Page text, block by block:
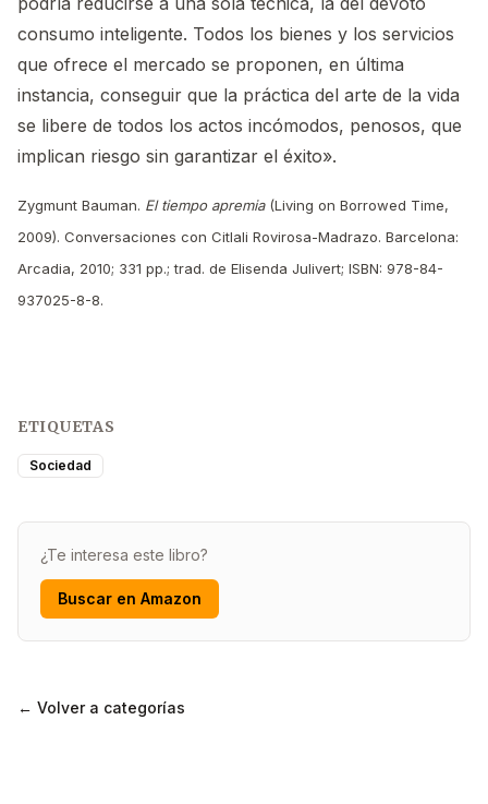
consumo inteligente. Todos los bienes y los servicios
que ofrece el mercado se proponen, en última
instancia, conseguir que la práctica del arte de la vida
se libere de todos los actos incómodos, penosos, que
implican riesgo sin garantizar el éxito».
Zygmunt Bauman. El tiempo apremia(Living on Borrowed Time,
2009). Conversaciones con Citlali Rovirosa-Madrazo. Barcelona:
Arcadia, 2010; 331 pp.; trad. de Elisenda Julivert; ISBN: 978-84-
937025-8-8.
ETIQUETAS
Sociedad
¿Te interesa este libro?
Buscar en Amazon
← Volver a categorías